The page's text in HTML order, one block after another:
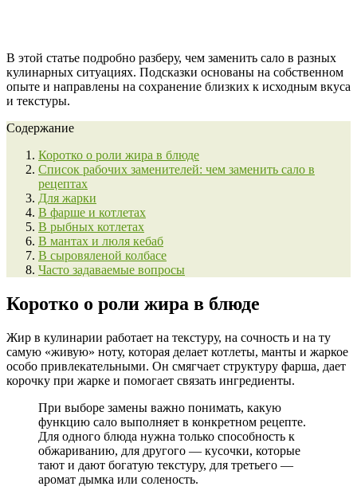
В этой статье подробно разберу, чем заменить сало в разных
кулинарных ситуациях. Подсказки основаны на собственном
опыте и направлены на сохранение близких к исходным вкуса
и текстуры.
Содержание
Коротко о роли жира в блюде
Список рабочих заменителей: чем заменить сало в
рецептах
Для жарки
В фарше и котлетах
В рыбных котлетах
В мантах и люля кебаб
В сыровяленой колбасе
Часто задаваемые вопросы
Коротко о роли жира в блюде
Жир в кулинарии работает на текстуру, на сочность и на ту
самую «живую» ноту, которая делает котлеты, манты и жаркое
особо привлекательными. Он смягчает структуру фарша, дает
корочку при жарке и помогает связать ингредиенты.
При выборе замены важно понимать, какую
функцию сало выполняет в конкретном рецепте.
Для одного блюда нужна только способность к
обжариванию, для другого — кусочки, которые
тают и дают богатую текстуру, для третьего —
аромат дымка или соленость.